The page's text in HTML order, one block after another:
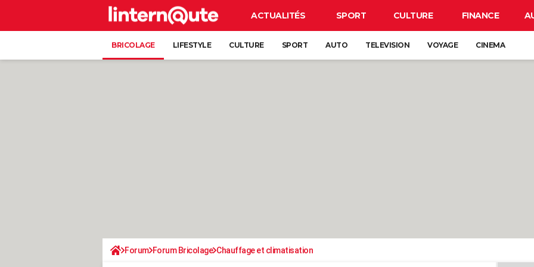
ACTUALITÉS SPORT CULTURE FINANCE
BRICOLAGE LIFESTYLE CULTURE SPORT AUTO TELEVISION VOYAGE CINEMA
Forum Forum Bricolage Chauffage et climatisation